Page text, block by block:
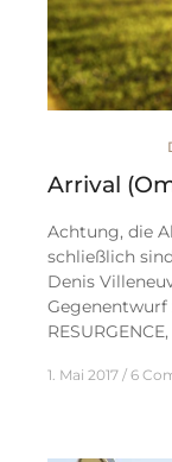
Arrival
Achtung, die
schließlich
Denis
Gegenentwurf
1. Mai 2017 6